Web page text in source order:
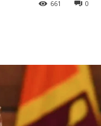
0
661